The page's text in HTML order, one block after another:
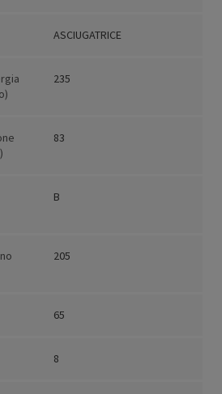
ASCIUGATRICE
235
83
B
205
65
8